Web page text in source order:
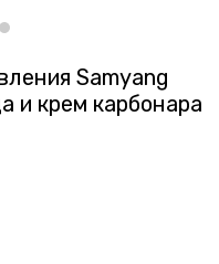
Samyang
и крем карбонара